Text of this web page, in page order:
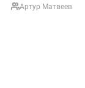
Артур Матвеев